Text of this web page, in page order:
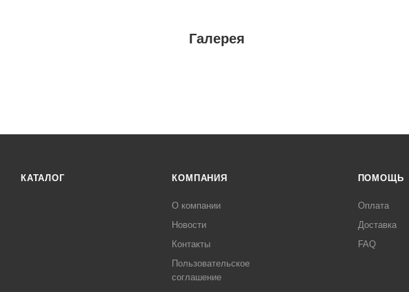
Галерея
КАТАЛОГ КОМПАНИЯ
О компании
Новости
Контакты
Пользовательское
соглашение
ПОМОЩЬ
Оплата
Доставка
FAQ